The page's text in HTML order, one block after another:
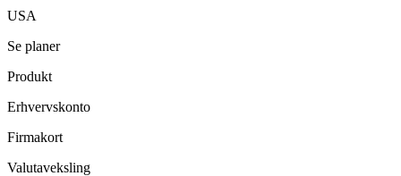
USA
Se planer
Produkt
Erhvervskonto
Firmakort
Valutaveksling